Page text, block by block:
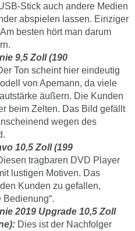
Stick auch andere Medien
abspielen lassen. Einziger
besten hört man darum
9,5 Zoll (190
Ton scheint hier eindeutig
von Apemann, da viele
äußern. Die Kunden
beim Zelten. Das Bild gefällt
wegen des
10,5 Zoll (199
tragbaren DVD Player
lustigen Motiven. Das
Kunden zu gefallen,
2019 Upgrade 10,5 Zoll
Dies ist der Nachfolger